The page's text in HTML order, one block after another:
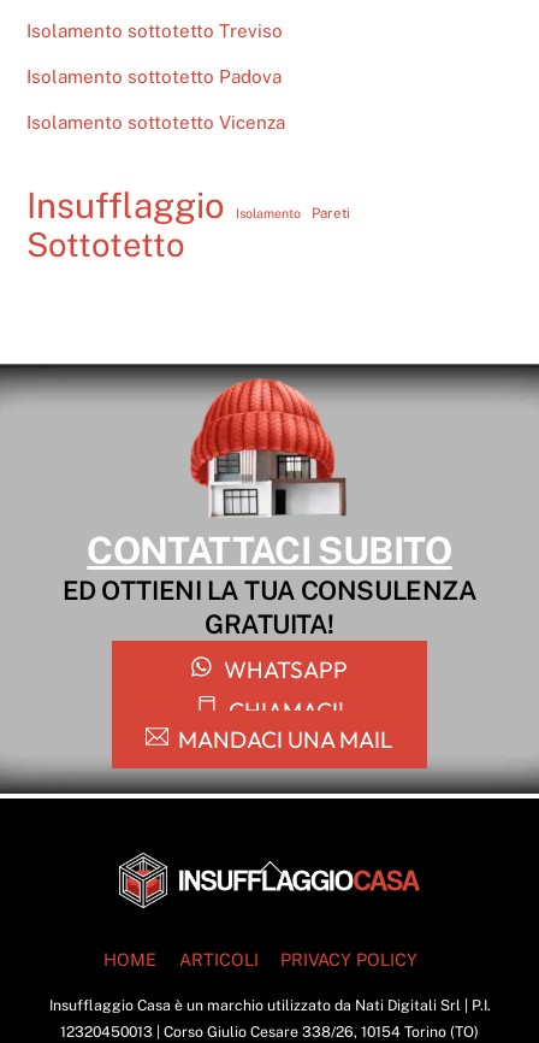
Isolamento sottotetto Treviso
Isolamento sottotetto Padova
Isolamento sottotetto Vicenza
Insufflaggio Isolamento Pareti
Sottotetto
CONTATTACI SUBITO
ED OTTIENI LA TUA CONSULENZA
GRATUITA!
WHATSAPP
CHIAMACI!
MANDACI UNA MAIL
Back
To
HOME
ARTICOLI PRIVACY POLICY
Insufflaggio Casa è un marchio utilizzato da Nati Digitali Srl | P.I.
12320450013 | Corso Giulio Cesare 338/26, 10154 Torino (TO)